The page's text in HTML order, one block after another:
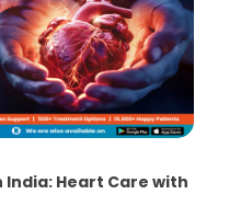
Human Sperm
Methods